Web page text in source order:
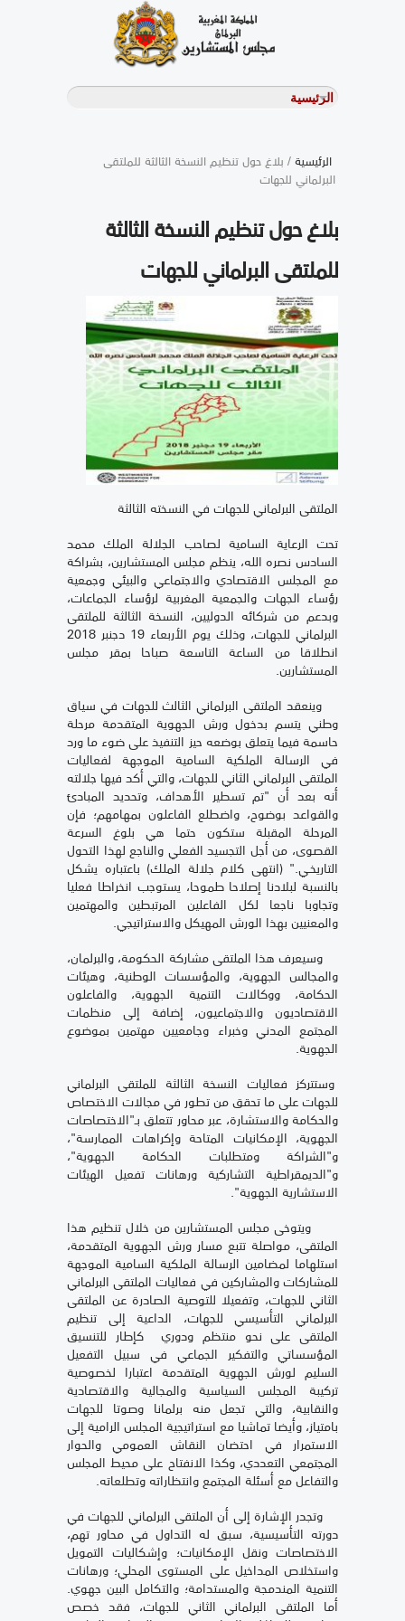
الرئيسية/ بلاغ حول تنظيم النسخة الثالثة للملتقى
البرلماني للجهات
بلاغ حول تنظيم النسخة الثالثة
للملتقى البرلماني للجهات
الملتقى البرلماني للجهات في النسخته الثالثة
تحت الرعاية السامية لصاحب الجلالة الملك محمد
السادس نصره الله، ينظم مجلس المستشارين، بشراكة
مع المجلس الاقتصادي والاجتماعي والبيئي وجمعية
رؤساء الجهات والجمعية المغربية لرؤساء الجماعات،
وبدعم من شركائه الدوليين، النسخة الثالثة للملتقى
البرلماني للجهات، وذلك يوم الأربعاء 19 دجنبر 2018
انطلاقا من الساعة التاسعة صباحا بمقر مجلس
المستشارين.
وينعقد الملتقى البرلماني الثالث للجهات في سياق
وطني يتسم بدخول ورش الجهوية المتقدمة مرحلة
حاسمة فيما يتعلق بوضعه حيز التنفيذ على ضوء ما ورد
في الرسالة الملكية السامية الموجهة لفعاليات
الملتقى البرلماني الثاني للجهات، والتي أكد فيها جلالته
أنه بعد أن "تم تسطير الأهداف، وتحديد المبادئ
والقواعد بوضوح، واضطلع الفاعلون بمهامهم؛ فإن
المرحلة المقبلة ستكون حتما هي بلوغ السرعة
القصوى، من أجل التجسيد الفعلي والناجع لهذا التحول
التاريخـي." (انتهى كلام جلالة الملك) باعتباره يشكل
بالنسبة لبلادنا إصلاحا طموحا، يستوجب انخراطا فعليا
وتجاوبا ناجعا لكل الفاعلين المرتبطين والمهتمين
والمعنيين بهذا الورش المهيكل والاستراتيجي.
وسيعرف هذا الملتقى مشاركة الحكومة، والبرلمان،
والمجالس الجهوية، والمؤسسات الوطنية، وهيئات
الحكامة، ووكالات التنمية الجهوية، والفاعلون
الاقتصاديون والاجتماعيون، إضافة إلى منظمات
المجتمع المدني وخبراء وجامعيين مهتمين بموضوع
الجهوية.
وستتركز فعاليات النسخة الثالثة للملتقى البرلماني
للجهات على ما تحقق من تطور في مجالات الاختصاص
والحكامة والاستشارة، عبر محاور تتعلق بـ"الاختصاصات
الجهوية، الإمكانيات المتاحة وإكراهات الممارسة"،
و"الشراكة ومتطلبات الحكامة الجهوية"،
و"الديمقراطية التشاركية ورهانات تفعيل الهيئات
الاستشارية الجهوية".
ويتوخى مجلس المستشارين من خلال تنظيم هذا
الملتقى، مواصلة تتبع مسار ورش الجهوية المتقدمة،
استلهاما لمضامين الرسالة الملكية السامية الموجهة
للمشاركات والمشاركين في فعاليات الملتقى البرلماني
الثاني للجهات، وتفعيلا للتوصية الصادرة عن الملتقى
البرلماني التأسيسي للجهات، الداعية إلى تنظيم
الملتقى على نحو منتظم ودوري كإطار للتنسيق
المؤسساتي والتفكير الجماعي في سبيل التفعيل
السليم لورش الجهوية المتقدمة اعتبارا لخصوصية
تركيبة المجلس السياسية والمجالية والاقتصادية
والنقابية، والتي تجعل منه برلمانا وصوتا للجهات
بامتياز، وأيضا تماشيا مع استراتيجية المجلس الرامية إلى
الاستمرار في احتضان النقاش العمومي والحوار
المجتمعي التعددي، وكذا الانفتاح على محيط المجلس
والتفاعل مع أسئلة المجتمع وانتظاراته وتطلعاته.
وتجدر الإشارة إلى أن الملتقى البرلماني للجهات في
دورته التأسيسية، سبق له التداول في محاور تهم،
الاختصاصات ونقل الإمكانيات؛ وإشكاليات التمويل
واستخلاص المداخيل على المستوى المحلي؛ ورهانات
التنمية المندمجة والمستدامة؛ والتكامل البين جهوي.
أما الملتقى البرلماني الثاني للجهات، فقد خصص